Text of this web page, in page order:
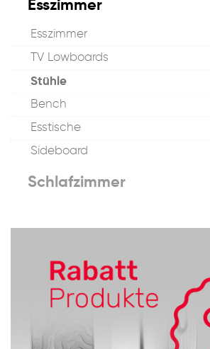
Esszimmer
Esszimmer
TV Lowboards
Stühle
Bench
Esstische
Sideboard
Schlafzimmer